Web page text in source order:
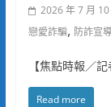
2026 年 7 月 10
戀愛詐騙, 防詐宣
【焦點時報／
Read more